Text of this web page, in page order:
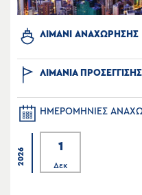
ΛΙΜΑΝΙ ΑΝΑΧΩΡΗΣΗΣ
ΛΙΜΑΝΙΑ ΠΡΟΣΕΓΓΙΣΗΣ
ΗΜΕΡΟΜΗΝΙΕΣ
2026
1
Δεκ